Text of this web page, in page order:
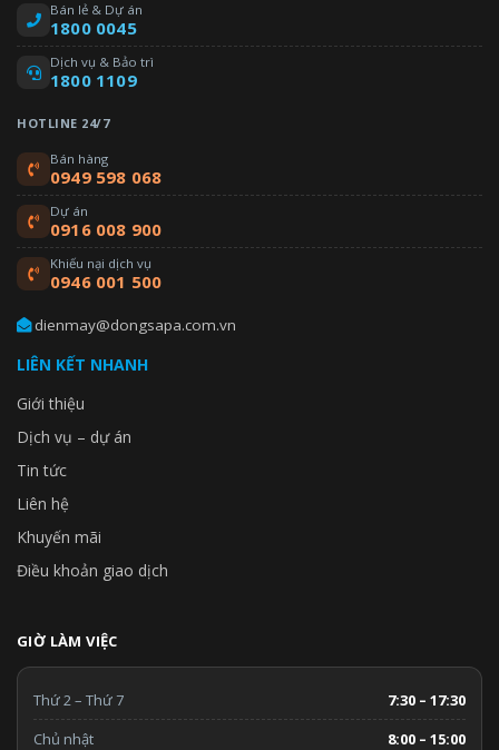
Bán lẻ & Dự án
1800 0045
Dịch vụ & Bảo trì
1800 1109
HOTLINE 24/7
Bán hàng
0949 598 068
Dự án
0916 008 900
Khiếu nại dịch vụ
0946 001 500
dienmay@dongsapa.com.vn
LIÊN KẾT NHANH
Giới thiệu
Dịch vụ – dự án
Tin tức
Liên hệ
Khuyến mãi
Điều khoản giao dịch
GIỜ LÀM VIỆC
Thứ 2 – Thứ 7
7:30 – 17:30
Chủ nhật
8:00 – 15:00